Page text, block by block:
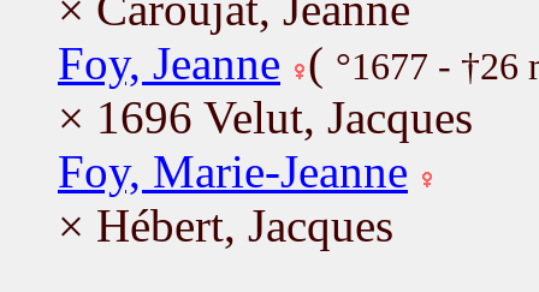
Foy, Jeanne ( °1677 - †26
× 1696 Velut, Jacques
Foy, Marie-Jeanne
× Hébert, Jacques